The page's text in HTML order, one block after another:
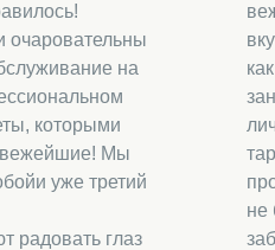
очаровательны
на
которыми
Мы
уже третий
радовать глаз
не